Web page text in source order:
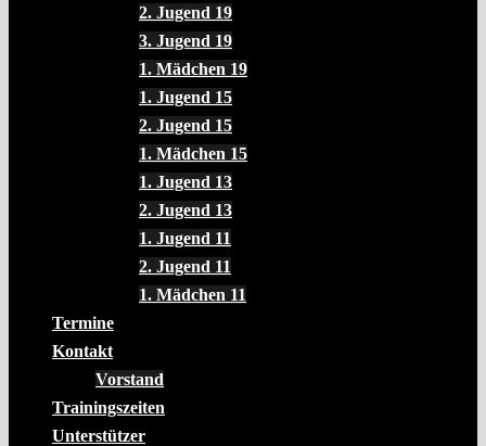
2. Jugend 19
3. Jugend 19
1. Mädchen 19
1. Jugend 15
2. Jugend 15
1. Mädchen 15
1. Jugend 13
2. Jugend 13
1. Jugend 11
2. Jugend 11
1. Mädchen 11
Termine
Kontakt
Vorstand
Trainingszeiten
Unterstützer